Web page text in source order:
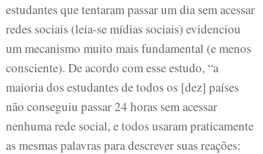
estudantes que tentaram passar um dia sem acessar
redes sociais (leia-se mídias sociais) evidenciou
um mecanismo muito mais fundamental (e menos
consciente). De acordo com esse estudo, “a
maioria dos estudantes de todos os [dez] países
não conseguiu passar 24 horas sem acessar
nenhuma rede social, e todos usaram praticamente
as mesmas palavras para descrever suas reações: